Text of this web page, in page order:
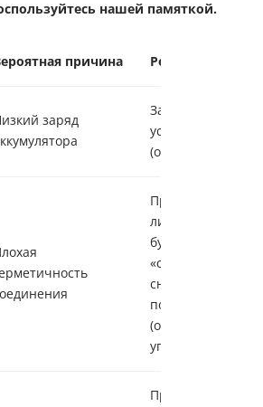
нашей памяткой.
причина Решение
заряд
Зарядите
устройство
(обычно 3 - 4
Проверьте,
ли помпа на
бутылку 19 л
«села». Не
снимайте пробку
полностью
(оставьте как
уплотнитель).
Прокипятите